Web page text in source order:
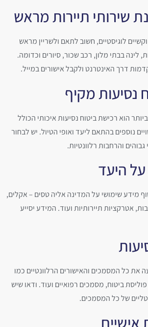
שירותי תיירות מראש
לוגיסטיים, חשוב לתאם ולשריין מראש
לינה בבתי מלון, רכב שכור, סיורים וכדומה.
דרך האינטרנט ולקבל אישורים במייל.
נסיעות מקיף
הוא רכישת ביטוח נסיעות איכותי הכולל
נוספים בהתאם ליעד ואופי הטיול. יש לבחור
והרחבות רלוונטיות.
היעד
מידע שימושי על המדינה אליה טסים – אקלים,
אטרקציות תיירותיות ועוד. המידע יסייע
את כל המסמכים והאישורים הרלוונטיים כמו
ביטוח, מסמכים רפואיים ועוד. ודאו שיש
של כל המסמכים.
אישיים